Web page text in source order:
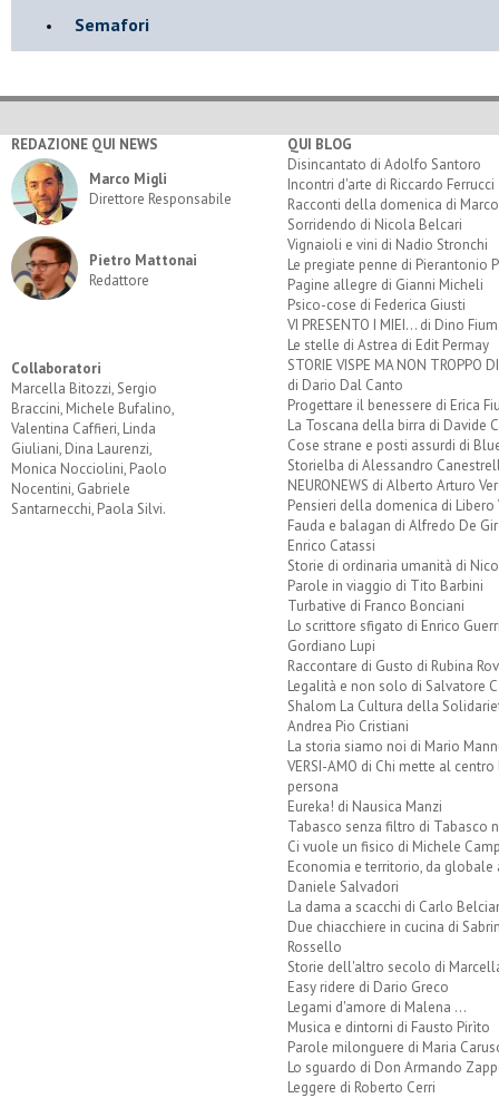
Semafori
REDAZIONE QUI NEWS
Marco Migli
Direttore Responsabile
Pietro Mattonai
Redattore
Collaboratori
Marcella Bitozzi, Sergio
Braccini, Michele Bufalino,
Valentina Caffieri, Linda
Giuliani, Dina Laurenzi,
Monica Nocciolini, Paolo
Nocentini, Gabriele
Santarnecchi, Paola Silvi.
QUI BLOG
Disincantato di Adolfo Santoro
Incontri d'arte di Riccardo Ferrucci
Racconti della domenica di
Sorridendo di Nicola Belcari
Vignaioli e vini di Nadio Stronchi
Le pregiate penne di Pierantonio
Pagine allegre di Gianni Micheli
Psico-cose di Federica Giusti
VI PRESENTO I MIEI... di Dino
Le stelle di Astrea di Edit Permay
STORIE VISPE MA NON TROPPO
di Dario Dal Canto
Progettare il benessere di Erica
La Toscana della birra di Davide
Cose strane e posti assurdi di
Storielba di Alessandro
NEURONEWS di Alberto Arturo
Pensieri della domenica di Libero
Fauda e balagan di Alfredo De
Enrico Catassi
Storie di ordinaria umanità di
Parole in viaggio di Tito Barbini
Turbative di Franco Bonciani
Lo scrittore sfigato di Enrico
Gordiano Lupi
Raccontare di Gusto di Rubina
Legalità e non solo di Salvatore
Shalom La Cultura della
Andrea Pio Cristiani
La storia siamo noi di Mario
VERSI-AMO di Chi mette al centro
persona
Eureka! di Nausica Manzi
Tabasco senza filtro di Tabasco
Ci vuole un fisico di Michele
Economia e territorio, da globale
Daniele Salvadori
La dama a scacchi di Carlo
Due chiacchiere in cucina di
Rossello
Storie dell'altro secolo di
Easy ridere di Dario Greco
Legami d'amore di Malena ...
Musica e dintorni di Fausto Pirìto
Parole milonguere di Maria
Lo sguardo di Don Armando
Leggere di Roberto Cerri